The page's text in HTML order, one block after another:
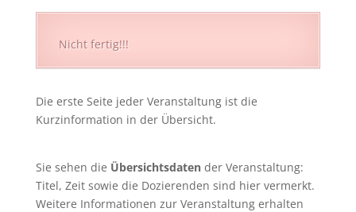
Nicht fertig!!!
Die erste Seite jeder Veranstaltung ist die
Kurzinformation in der Übersicht.
Sie sehen die Übersichtsdatender Veranstaltung:
Titel, Zeit sowie die Dozierenden sind hier vermerkt.
Weitere Informationen zur Veranstaltung erhalten